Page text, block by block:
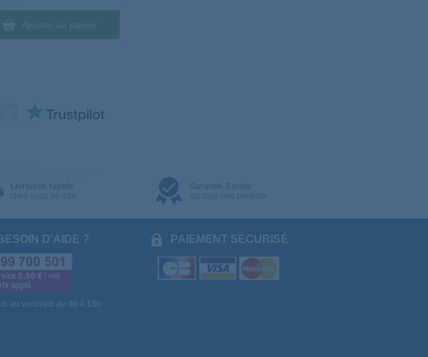
Ajouter au panier
BESOIN D'AIDE ?
au vendredi de 9h à 18h
PAIEMENT SÉCURISÉ